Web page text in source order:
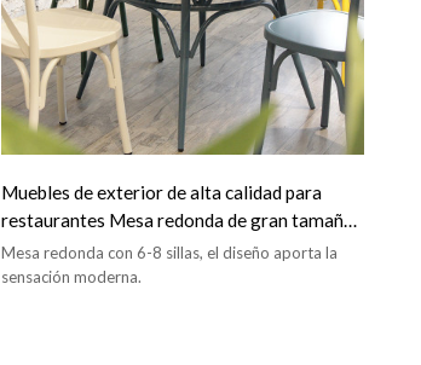
Muebles de exterior de alta calidad para
restaurantes Mesa redonda de gran tamaño
de lujo con sillas
Mesa redonda con 6-8 sillas, el diseño aporta la
sensación moderna.